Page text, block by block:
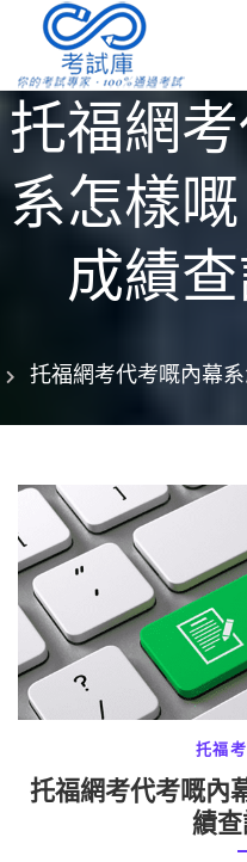
content
托福網
系怎樣
成績
托福網考代考嘅內幕
托福
托福網考代考嘅內
績查